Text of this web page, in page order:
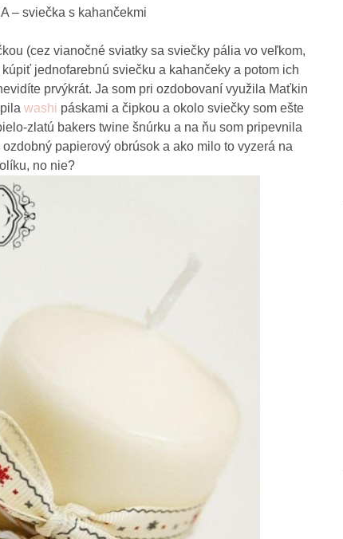
– sviečka s kahančekmi
(cez vianočné sviatky sa sviečky pália vo veľkom,
jednofarebnú sviečku a kahančeky a potom ich
prvýkrát. Ja som pri ozdobovaní využila Maťkin
washi páskami a čipkou a okolo sviečky som ešte
zlatú bakers twine šnúrku a na ňu som pripevnila
papierový obrúsok a ako milo to vyzerá na
no nie?